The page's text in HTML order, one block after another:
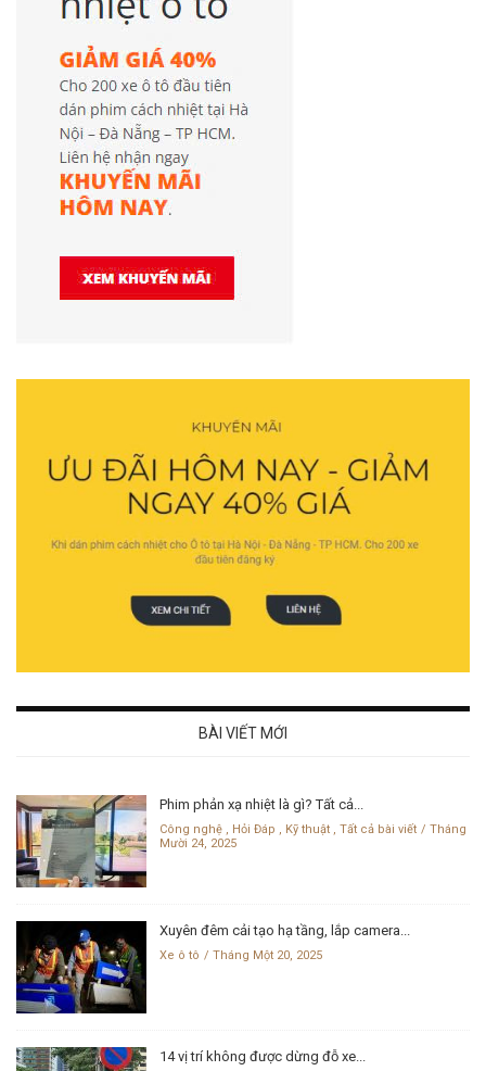
BÀI VIẾT MỚI
Phim phản xạ nhiệt là gì? Tất cả...
Công nghệ , Hỏi Đáp , Kỹ thuật , Tất cả bài viết
Tháng
Mười 24, 2025
Xuyên đêm cải tạo hạ tầng, lắp camera...
Xe ô tô Tháng Một 20, 2025
14 vị trí không được dừng đỗ xe...